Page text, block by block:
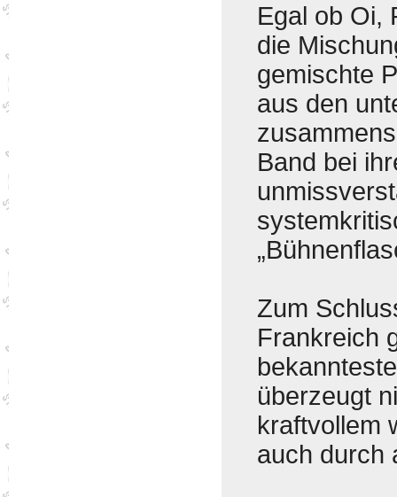
Egal ob Oi,
die
gemischte
aus den
Band bei
Zum
Frankreich
überzeugt
kraftvollem
auch durch